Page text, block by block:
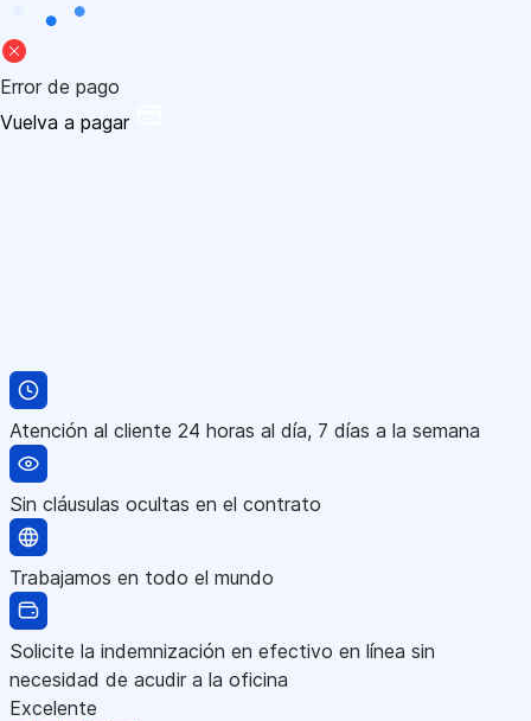
Error de pago
Vuelva a pagar
Atención al cliente 24 horas al día, 7 días a la semana
Sin cláusulas ocultas en el contrato
Trabajamos en todo el mundo
Solicite la indemnización en efectivo en línea sin
necesidad de acudir a la oficina
Excelente